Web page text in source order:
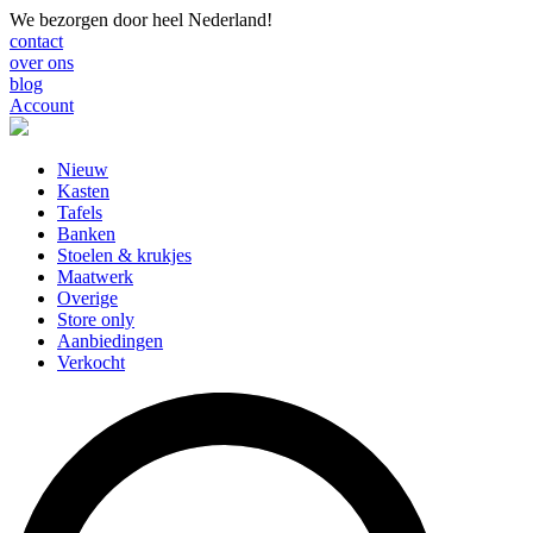
We bezorgen door heel Nederland!
contact
over ons
blog
Account
Nieuw
Kasten
Tafels
Banken
Stoelen & krukjes
Maatwerk
Overige
Store only
Aanbiedingen
Verkocht